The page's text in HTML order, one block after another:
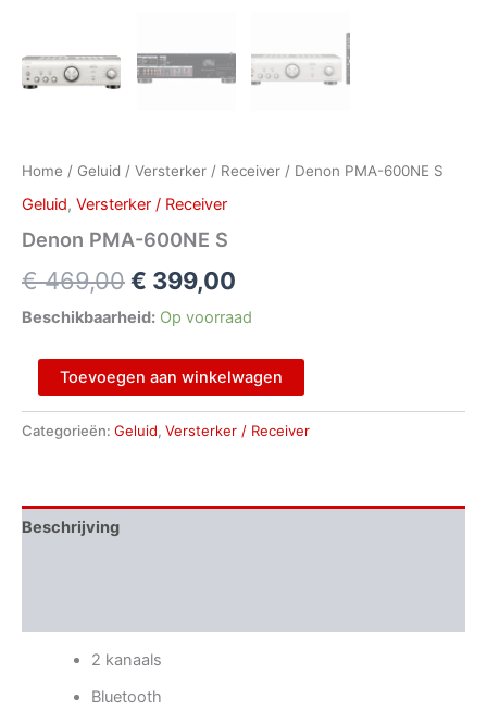
Home / Geluid / Versterker / Receiver / Denon PMA-600NE S
Geluid, Versterker / Receiver
Denon PMA-600NE S
€469,00€ 399,00
Beschikbaarheid: Op voorraad
Toevoegen aan winkelwagen
Categorieën: Geluid, Versterker / Receiver
Beschrijving
2 kanaals
Bluetooth